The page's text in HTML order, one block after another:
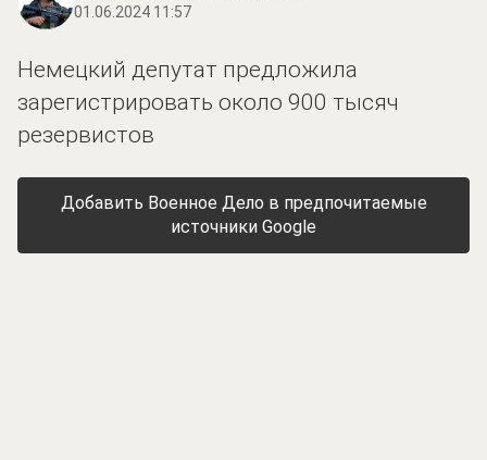
01.06.2024 11:57
Немецкий депутат предложила
зарегистрировать около 900 тысяч
резервистов
Добавить Военное Дело в предпочитаемые
источники Google